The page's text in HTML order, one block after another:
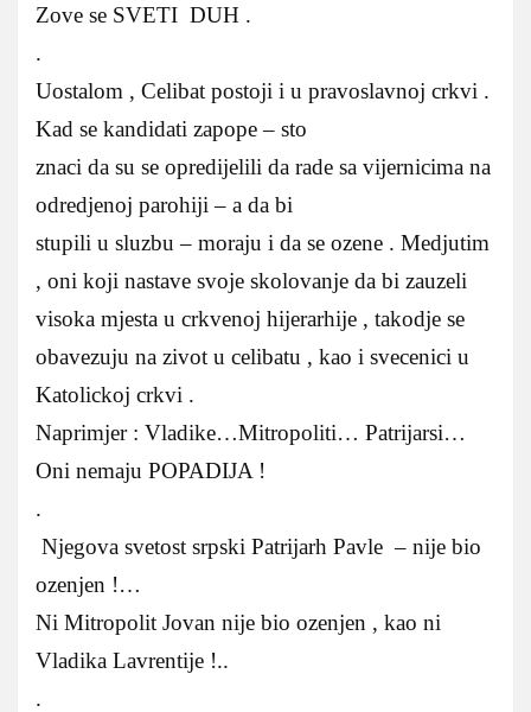
Zove se SVETI DUH .
.
Uostalom , Celibat postoji i u pravoslavnoj crkvi .
Kad se kandidati zapope – sto
znaci da su se opredijelili da rade sa vijernicima na
odredjenoj parohiji – a da bi
stupili u sluzbu – moraju i da se ozene . Medjutim
, oni koji nastave svoje skolovanje da bi zauzeli
visoka mjesta u crkvenoj hijerarhije , takodje se
obavezuju na zivot u celibatu , kao i svecenici u
Katolickoj crkvi .
Naprimjer : Vladike…Mitropoliti… Patrijarsi…
Oni nemaju POPADIJA !
.
Njegova svetost srpski Patrijarh Pavle – nije bio
ozenjen !…
Ni Mitropolit Jovan nije bio ozenjen , kao ni
Vladika Lavrentije !..
.